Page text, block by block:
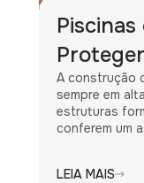
A construção
sempre em
estruturas
conferem um
LEIA MAIS